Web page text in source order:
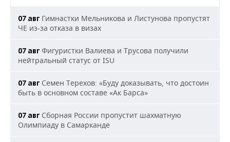
07 авг Гимнастки Мельникова и Листунова пропустят
ЧЕ из-за отказа в визах
07 авг Фигуристки Валиева и Трусова получили
нейтральный статус от ISU
07 авг Семен Терехов: «Буду доказывать, что достоин
быть в основном составе «Ак Барса»
07 авг Сборная России пропустит шахматную
Олимпиаду в Самарканде